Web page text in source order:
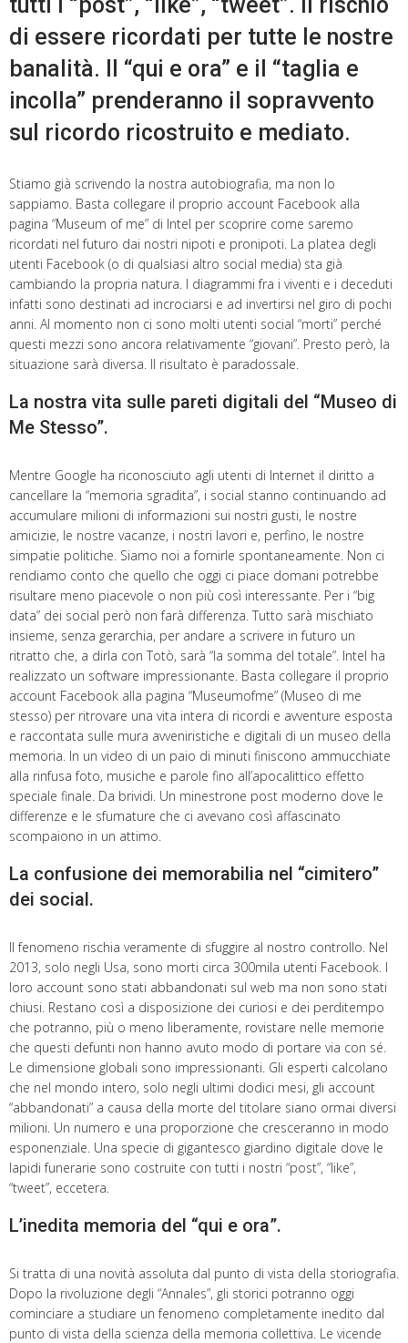
di essere ricordati per tutte le nostre
banalità. Il “qui e ora” e il “taglia e
incolla” prenderanno il sopravvento
sul ricordo ricostruito e mediato.
Stiamo già scrivendo la nostra autobiografia, ma non lo
sappiamo. Basta collegare il proprio account Facebook alla
pagina “Museum of me” di Intel per scoprire come saremo
ricordati nel futuro dai nostri nipoti e pronipoti. La platea degli
utenti Facebook (o di qualsiasi altro social media) sta già
cambiando la propria natura. I diagrammi fra i viventi e i deceduti
infatti sono destinati ad incrociarsi e ad invertirsi nel giro di pochi
anni. Al momento non ci sono molti utenti social “morti” perché
questi mezzi sono ancora relativamente “giovani”. Presto però, la
situazione sarà diversa. Il risultato è paradossale.
La nostra vita sulle pareti digitali del “Museo di
Me Stesso”.
Mentre Google ha riconosciuto agli utenti di Internet il diritto a
cancellare la “memoria sgradita”, i social stanno continuando ad
accumulare milioni di informazioni sui nostri gusti, le nostre
amicizie, le nostre vacanze, i nostri lavori e, perfino, le nostre
simpatie politiche. Siamo noi a fornirle spontaneamente. Non ci
rendiamo conto che quello che oggi ci piace domani potrebbe
risultare meno piacevole o non più così interessante. Per i “big
data” dei social però non farà differenza. Tutto sarà mischiato
insieme, senza gerarchia, per andare a scrivere in futuro un
ritratto che, a dirla con Totò, sarà “la somma del totale”. Intel ha
realizzato un software impressionante. Basta collegare il proprio
account Facebook alla pagina “Museumofme” (Museo di me
stesso) per ritrovare una vita intera di ricordi e avventure esposta
e raccontata sulle mura avveniristiche e digitali di un museo della
memoria. In un video di un paio di minuti finiscono ammucchiate
alla rinfusa foto, musiche e parole fino all’apocalittico effetto
speciale finale. Da brividi. Un minestrone post moderno dove le
differenze e le sfumature che ci avevano così affascinato
scompaiono in un attimo.
La confusione dei memorabilia nel “cimitero”
dei social.
Il fenomeno rischia veramente di sfuggire al nostro controllo. Nel
2013, solo negli Usa, sono morti circa 300mila utenti Facebook. I
loro account sono stati abbandonati sul web ma non sono stati
chiusi. Restano così a disposizione dei curiosi e dei perditempo
che potranno, più o meno liberamente, rovistare nelle memorie
che questi defunti non hanno avuto modo di portare via con sé.
Le dimensione globali sono impressionanti. Gli esperti calcolano
che nel mondo intero, solo negli ultimi dodici mesi, gli account
“abbandonati” a causa della morte del titolare siano ormai diversi
milioni. Un numero e una proporzione che cresceranno in modo
esponenziale. Una specie di gigantesco giardino digitale dove le
lapidi funerarie sono costruite con tutti i nostri “post”, “like”,
“tweet”, eccetera.
L’inedita memoria del “qui e ora”.
Si tratta di una novità assoluta dal punto di vista della storiografia.
Dopo la rivoluzione degli “Annales”, gli storici potranno oggi
cominciare a studiare un fenomeno completamente inedito dal
punto di vista della scienza della memoria collettiva. Le vicende